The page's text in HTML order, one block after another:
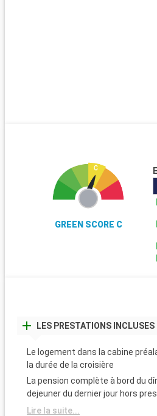
GREEN SCORE C
LES PRESTATIONS INCLUSES
Le logement dans la cabine
la durée de la croisière
La pension complète à bord du
dejeuner du dernier jour hors
Lire la suite...